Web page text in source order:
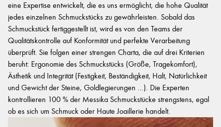
eine Expertise entwickelt, die es uns ermöglicht, die hohe Qualität
jedes einzelnen Schmuckstücks zu gewährleisten. Sobald das
Schmuckstück fertiggestellt ist, wird es von den Teams der
Qualitätskontrolle auf Konformität und perfekte Verarbeitung
überprüft. Sie folgen einer strengen Charta, die auf drei Kriterien
beruht: Ergonomie des Schmuckstücks (Größe, Tragekomfort),
Ästhetik und Integrität (Festigkeit, Beständigkeit, Halt, Natürlichkeit
und Gewicht der Steine, Goldlegierungen ...). Die Experten
kontrollieren 100 % der Messika Schmuckstücke strengstens, egal
ob es sich um Schmuck oder Haute Joaillerie handelt.